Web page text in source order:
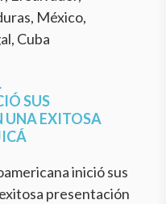
México,
Cuba
SUS
UNA EXITOSA
inició sus
presentación